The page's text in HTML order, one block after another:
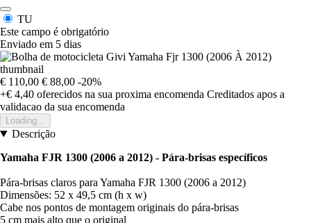
TU
Este campo é obrigatório
Enviado em 5 dias
€ 110,00 € 88,00 -20%
+€ 4,40 oferecidos na sua proxima encomenda Creditados apos a
validacao da sua encomenda
Loading...
Descrição
Yamaha FJR 1300 (2006 a 2012) - Pára-brisas específicos
Pára-brisas claros para Yamaha FJR 1300 (2006 a 2012)
Dimensões: 52 x 49,5 cm (h x w)
Cabe nos pontos de montagem originais do pára-brisas
5 cm mais alto que o original